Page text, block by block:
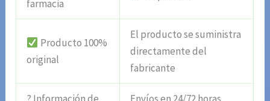
farmacia
Producto 100%
original
El producto se suministra
directamente del
fabricante